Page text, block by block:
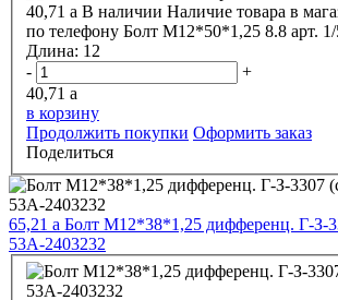
40,71 a В наличии Наличие товара в
по телефону
Болт
Длина: 12
-
+
40,71 a
в корзину
Продолжить покупки Оформить заказ
Поделиться
65,21 a Болт М12*38*1,25 дифференц. Г-З-
53А-2403232